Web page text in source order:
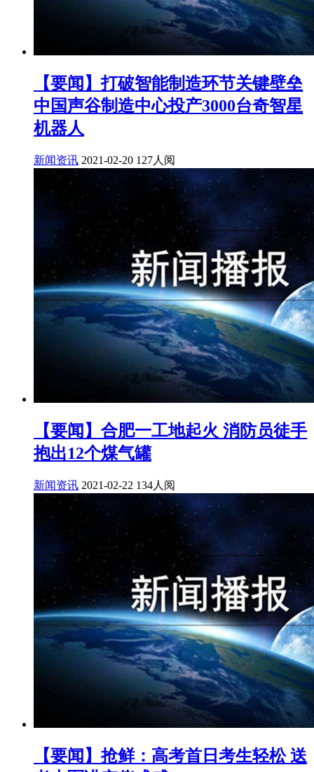
【要闻】打破智能制造环节关键壁垒
中国声谷制造中心投产3000台奇智星
机器人
新闻资讯 2021-02-20 127人阅
【要闻】合肥一工地起火 消防员徒手
抱出12个煤气罐
新闻资讯 2021-02-22 134人阅
【要闻】抢鲜：高考首日考生轻松 送